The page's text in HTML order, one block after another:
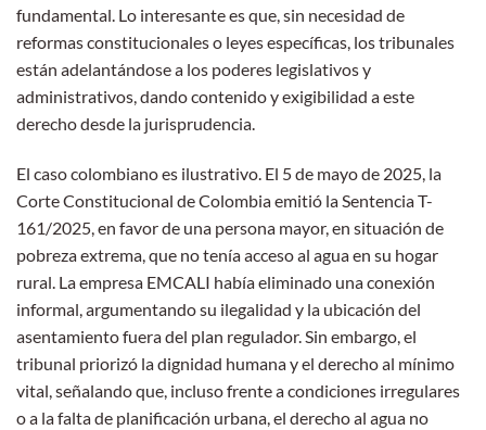
fundamental. Lo interesante es que, sin necesidad de
reformas constitucionales o leyes específicas, los tribunales
están adelantándose a los poderes legislativos y
administrativos, dando contenido y exigibilidad a este
derecho desde la jurisprudencia.
El caso colombiano es ilustrativo. El 5 de mayo de 2025, la
Corte Constitucional de Colombia emitió la Sentencia T-
161/2025, en favor de una persona mayor, en situación de
pobreza extrema, que no tenía acceso al agua en su hogar
rural. La empresa EMCALI había eliminado una conexión
informal, argumentando su ilegalidad y la ubicación del
asentamiento fuera del plan regulador. Sin embargo, el
tribunal priorizó la dignidad humana y el derecho al mínimo
vital, señalando que, incluso frente a condiciones irregulares
o a la falta de planificación urbana, el derecho al agua no